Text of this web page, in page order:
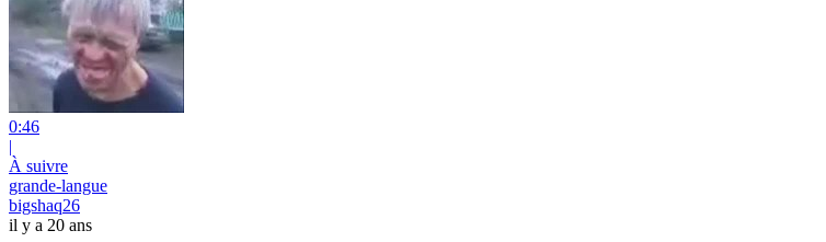
0:46
|
À suivre
grande-langue
bigshaq26
il y a 20 ans